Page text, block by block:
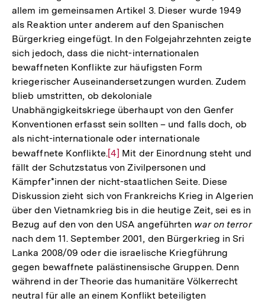
allem im gemeinsamen Artikel 3. Dieser wurde 1949
als Reaktion unter anderem auf den Spanischen
Bürgerkrieg eingefügt. In den Folgejahrzehnten zeigte
sich jedoch, dass die nicht-internationalen
bewaffneten Konflikte zur häufigsten Form
kriegerischer Auseinandersetzungen wurden. Zudem
blieb umstritten, ob dekoloniale
Unabhängigkeitskriege überhaupt von den Genfer
Konventionen erfasst sein sollten – und falls doch, ob
als nicht-internationale oder internationale
bewaffnete Konflikte.Zur
Auflösung
der
Fußnote
[4] Mit der Einordnung steht und
fällt der Schutzstatus von Zivilpersonen und
Kämpfer*innen der nicht-staatlichen Seite. Diese
Diskussion zieht sich von Frankreichs Krieg in Algerien
über den Vietnamkrieg bis in die heutige Zeit, sei es in
Bezug auf den von den USA angeführten war on terror
nach dem 11. September 2001, den Bürgerkrieg in Sri
Lanka 2008/09 oder die israelische Kriegführung
gegen bewaffnete palästinensische Gruppen. Denn
während in der Theorie das humanitäre Völkerrecht
neutral für alle an einem Konflikt beteiligten